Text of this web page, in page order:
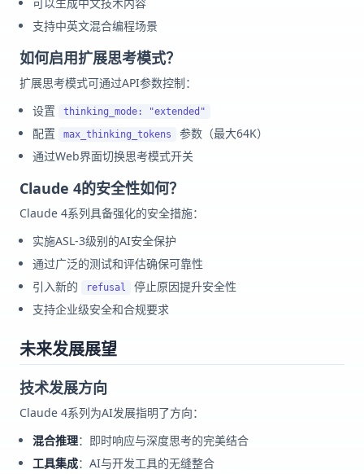
支持中英文混合编程场景
如何启用扩展思考模式？
扩展思考模式可通过API参数控制：
设置
thinking_mode: "extended"
配置 max_thinking_tokens
参数（最大64K）
通过Web界面切换思考模式开关
Claude 4的安全性如何？
Claude 4系列具备强化的安全措施：
实施ASL-3级别的AI安全保护
通过广泛的测试和评估确保可靠性
引入新的
refusal
停止原因提升安全性
支持企业级安全和合规要求
未来发展展望
技术发展方向
Claude 4系列为AI发展指明了方向：
混合推理：即时响应与深度思考的完美结合
工具集成：AI与开发工具的无缝整合